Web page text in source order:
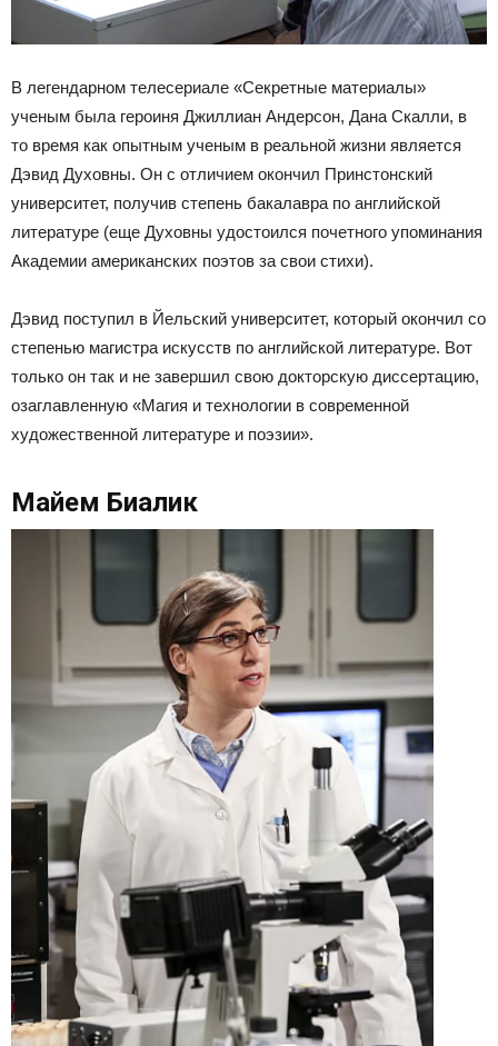
В легендарном телесериале «Секретные материалы»
ученым была героиня Джиллиан Андерсон, Дана Скалли, в
то время как опытным ученым в реальной жизни является
Дэвид Духовны. Он с отличием окончил Принстонский
университет, получив степень бакалавра по английской
литературе (еще Духовны удостоился почетного упоминания
Академии американских поэтов за свои стихи).
Дэвид поступил в Йельский университет, который окончил со
степенью магистра искусств по английской литературе. Вот
только он так и не завершил свою докторскую диссертацию,
озаглавленную «Магия и технологии в современной
художественной литературе и поэзии».
Майем Биалик